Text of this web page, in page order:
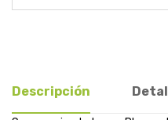
Descripción